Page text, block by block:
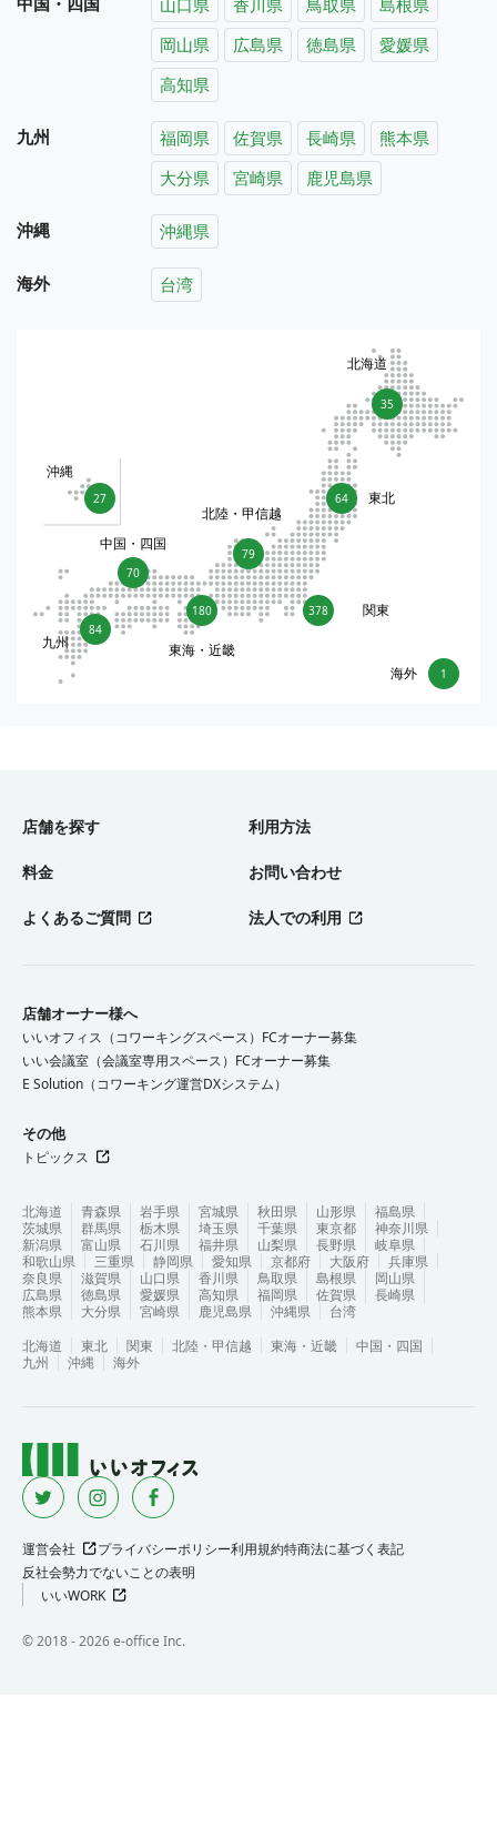
山口県 香川県 鳥取県
島根県
岡山県
広島県 徳島県
愛媛県
高知県
九州 福岡県 佐賀県 長崎県
熊本県
大分県
宮崎県 鹿児島県
沖縄 沖縄県
海外 台湾
35
北海道
64 東北
378 関東
79
北陸・甲信越
180
東海・近畿
70
中国・四国
84
九州
27
沖縄
1
海外
店舗を探す 利用方法
料金 お問い合わせ
よくあるご質問 法人での利用
店舗オーナー様へ
いいオフィス（コワーキングスペース）FCオーナー募集
いい会議室（会議室専用スペース）FCオーナー募集
E Solution（コワーキング運営DXシステム）
その他
トピックス
北海道 青森県 岩手県 宮城県 秋田県 山形県
福島県
茨城県
群馬県 栃木県 埼玉県 千葉県 東京都
神奈川県
新潟県
富山県 石川県 福井県 山梨県 長野県
岐阜県
和歌山県
三重県 静岡県 愛知県 京都府 大阪府
兵庫県
奈良県
滋賀県 山口県 香川県 鳥取県 島根県
岡山県
広島県
徳島県 愛媛県 高知県 福岡県 佐賀県
長崎県
熊本県
大分県 宮崎県 鹿児島県 沖縄県
台湾
北海道
東北 関東 北陸・甲信越 東海・近畿
中国・四国
九州
沖縄 海外
運営会社 プライバシーポリシー利用規約特商法に基づく表記
反社会勢力でないことの表明
いいWORK
©︎ 2018 -2026e-office Inc.